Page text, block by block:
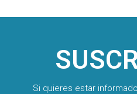
Si quieres estar